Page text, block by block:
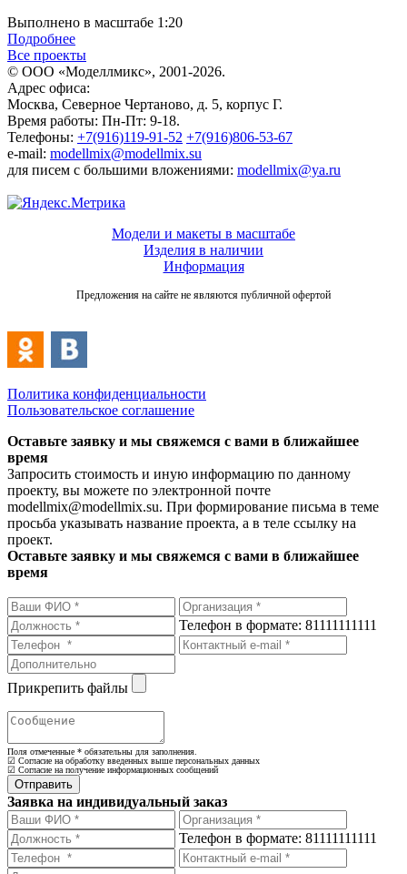
Выполнено в масштабе 1:20
Подробнее
Все проекты
© ООО «Моделлмикс», 2001-2026.
Адрес офиса:
Москва, Северное Чертаново, д. 5, корпус Г.
Время работы: Пн-Пт: 9-18.
Телефоны: +7(916)119-91-52 +7(916)806-53-67
e-mail: modellmix@modellmix.su
для писем с большими вложениями: modellmix@ya.ru
Модели и макеты в масштабе
Изделия в наличии
Информация
Предложения на сайте не являются публичной офертой
Политика конфиденциальности
Пользовательское соглашение
Оставьте заявку и мы свяжемся с вами в ближайшее
время
Запросить стоимость и иную информацию по данному
проекту, вы можете по электронной почте
modellmix@modellmix.su. При формирование письма в теме
просьба указывать название проекта, а в теле ссылку на
проект.
Оставьте заявку и мы свяжемся с вами в ближайшее
время
Телефон в формате: 81111111111
Прикрепить файлы
Поля отмеченные * обязательны для заполнения.
☑ Согласие на обработку введенных выше персональных данных
☑ Согласие на получение информационных сообщений
Заявка на индивидуальный заказ
Телефон в формате: 81111111111